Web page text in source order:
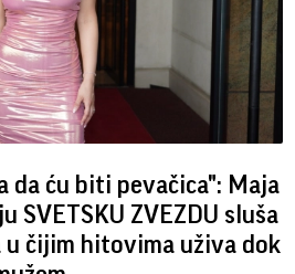
da ću biti pevačica": Maja
SVETSKU ZVEZDU sluša
u čijim hitovima uživa dok